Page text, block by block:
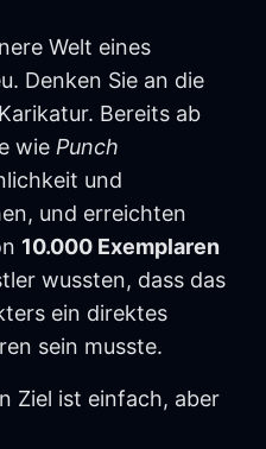
Welt eines
Denken Sie an die
Bereits ab
wie Punch
und
und erreichten
10.000 Exemplaren
wussten, dass das
ein direktes
sein musste.
Ziel ist einfach, aber